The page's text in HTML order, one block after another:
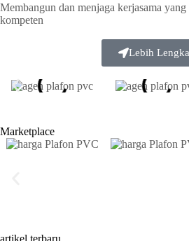
Membangun dan menjaga kerjasama
kompeten
Lebih
Marketplace
artikel terbaru